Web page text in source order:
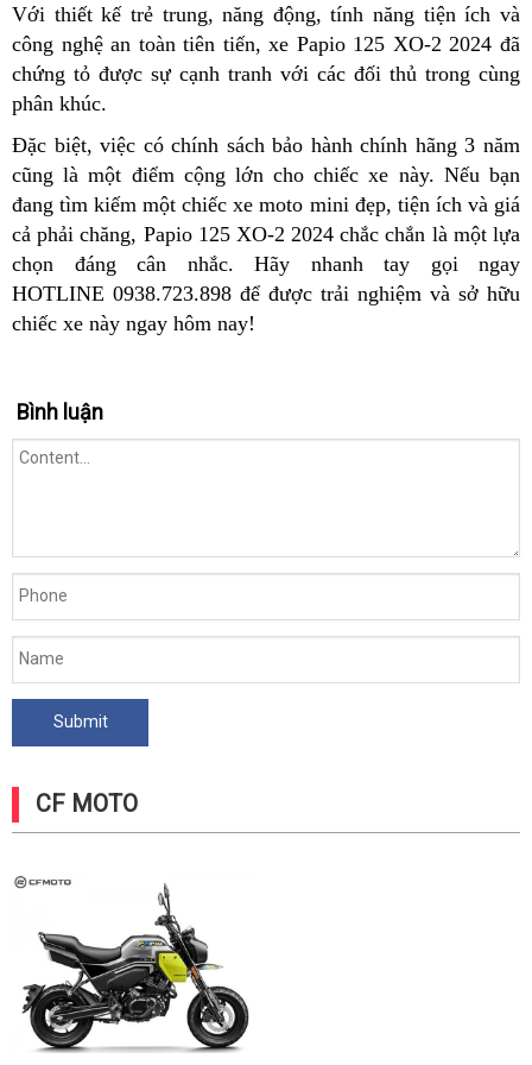
Với thiết kế trẻ trung, năng động, tính năng tiện ích và
công nghệ an toàn tiên tiến, xe Papio 125 XO-2 2024 đã
chứng tỏ được sự cạnh tranh với các đối thủ trong cùng
phân khúc.
Đặc biệt, việc có chính sách bảo hành chính hãng 3 năm
cũng là một điểm cộng lớn cho chiếc xe này. Nếu bạn
đang tìm kiếm một chiếc xe moto mini đẹp, tiện ích và giá
cả phải chăng, Papio 125 XO-2 2024 chắc chắn là một lựa
chọn đáng cân nhắc. Hãy nhanh tay gọi ngay
HOTLINE 0938.723.898 để được trải nghiệm và sở hữu
chiếc xe này ngay hôm nay!
Bình luận
CF MOTO